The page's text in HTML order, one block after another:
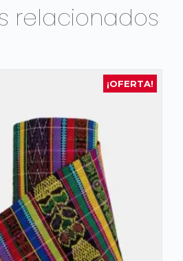
relacionados
¡OFERTA!